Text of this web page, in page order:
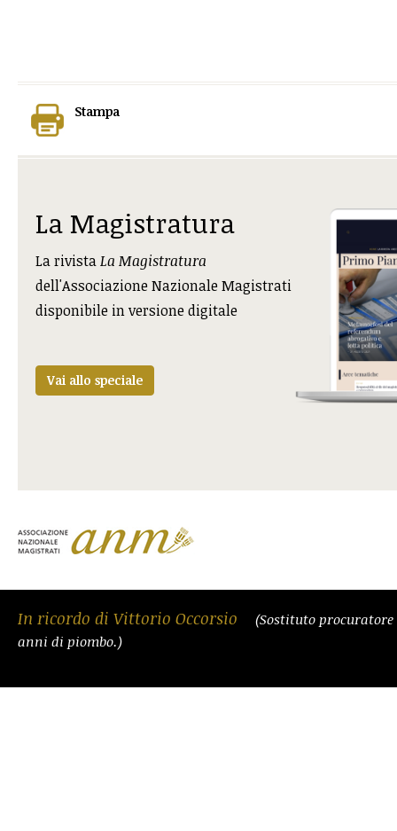
Stampa
La Magistratura
La rivistaLa Magistratura
dell'Associazione Nazionale Magistrati
disponibile in versione digitale
Vai allo speciale
In ricordo di Vittorio Occorsio
(Sostituto
anni di piombo.)